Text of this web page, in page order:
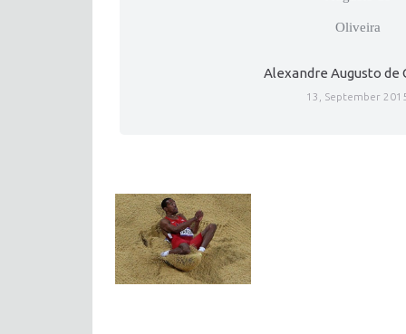
Alexandre Augusto de
13, September